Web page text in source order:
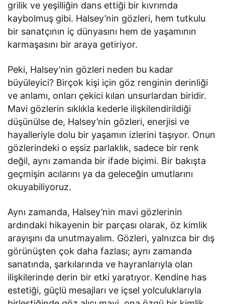
grilik ve yeşilliğin dans ettiği bir kıvrımda
kaybolmuş gibi. Halsey’nin gözleri, hem tutkulu
bir sanatçının iç dünyasını hem de yaşamının
karmaşasını bir araya getiriyor.
Peki, Halsey’nin gözleri neden bu kadar
büyüleyici? Birçok kişi için göz renginin derinliği
ve anlamı, onları çekici kılan unsurlardan biridir.
Mavi gözlerin sıklıkla kederle ilişkilendirildiği
düşünülse de, Halsey’nin gözleri, enerjisi ve
hayalleriyle dolu bir yaşamın izlerini taşıyor. Onun
gözlerindeki o eşsiz parlaklık, sadece bir renk
değil, aynı zamanda bir ifade biçimi. Bir bakışta
geçmişin acılarını ya da geleceğin umutlarını
okuyabiliyoruz.
Aynı zamanda, Halsey’nin mavi gözlerinin
ardındaki hikayenin bir parçası olarak, öz kimlik
arayışını da unutmayalım. Gözleri, yalnızca bir dış
görünüşten çok daha fazlası; aynı zamanda
sanatında, şarkılarında ve hayranlarıyla olan
ilişkilerinde derin bir etki yaratıyor. Kendine has
estetiği, güçlü mesajları ve içsel yolculuklarıyla